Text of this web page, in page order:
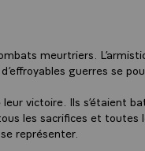
meurtriers.
guerres se
victoire. Ils s’étaient
les sacrifices et toutes
représenter.